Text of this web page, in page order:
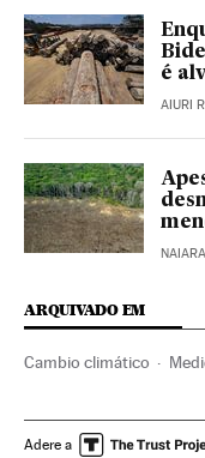
é
AIURI
ARQUIVADO EM
Cambio climático
Cumbre del clima
Adere a